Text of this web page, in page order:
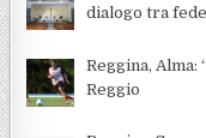
dialogo tra
Reggina, Alma:
Reggio